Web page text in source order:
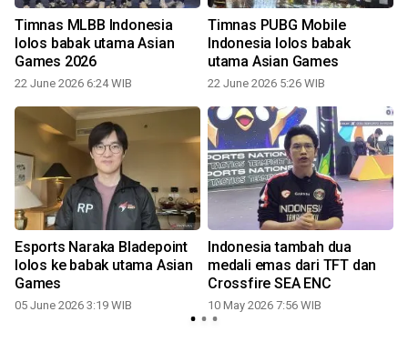
Timnas MLBB Indonesia
lolos babak utama Asian
Games 2026
22 June 2026 6:24 WIB
Timnas PUBG Mobile
Indonesia lolos babak
utama Asian Games
22 June 2026 5:26 WIB
Esports Naraka Bladepoint
lolos ke babak utama Asian
Games
05 June 2026 3:19 WIB
Indonesia tambah dua
medali emas dari TFT dan
Crossfire SEA ENC
10 May 2026 7:56 WIB